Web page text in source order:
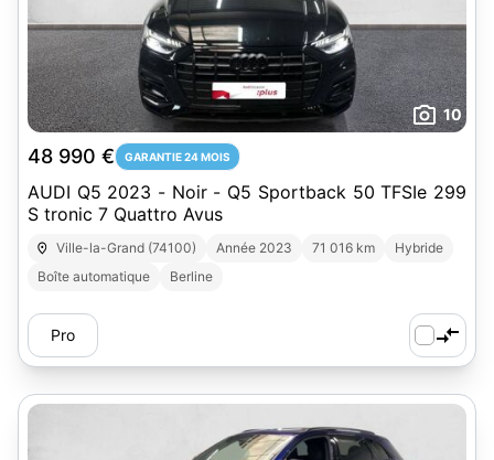
10
48 990 € GARANTIE 24 MOIS
AUDI Q5 2023 - Noir - Q5 Sportback 50 TFSIe 299
S tronic 7 Quattro Avus
Ville-la-Grand (74100) Année 2023 71 016 km
Hybride
Boîte automatique
Berline
Pro